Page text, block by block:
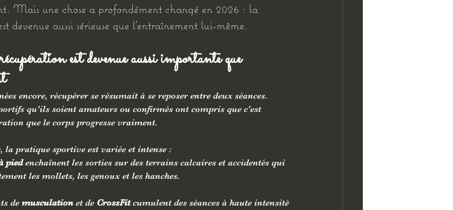
Mais une chose a profondément changé en 2026 : la
devenue aussi sérieuse que l'entraînement lui-même.
est devenue aussi importante que
encore, récupérer se résumait à se reposer entre deux séances.
qu'ils soient amateurs ou confirmés ont compris que c'est
que le corps progresse vraiment.
la pratique sportive est variée et intense :
pied enchaînent les sorties sur des terrains calcaires et accidentés qui
les mollets, les genoux et les hanches.
de musculation et de CrossFit cumulent des séances à haute intensité